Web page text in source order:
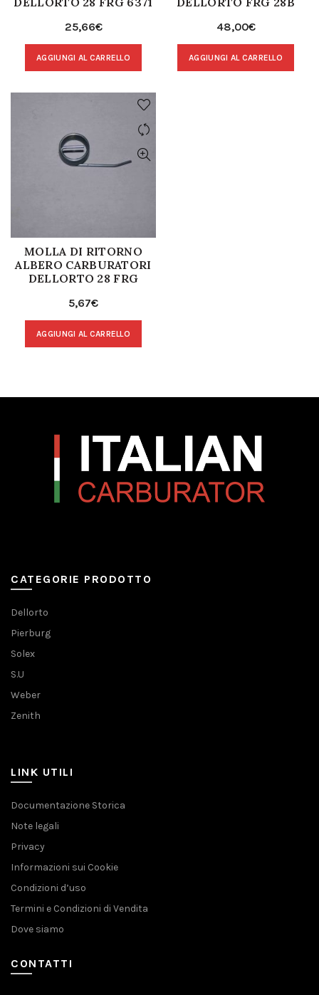
25,66€
AGGIUNGI AL CARRELLO
48,00€
AGGIUNGI AL CARRELLO
MOLLA DI RITORNO
ALBERO CARBURATORI
DELLORTO 28 FRG
5,67€
AGGIUNGI AL CARRELLO
CATEGORIE PRODOTTO
Dellorto
Pierburg
Solex
S.U
Weber
Zenith
LINK UTILI
Documentazione Storica
Note legali
Privacy
Informazioni sui Cookie
Condizioni d’uso
Termini e Condizioni di Vendita
Dove siamo
CONTATTI